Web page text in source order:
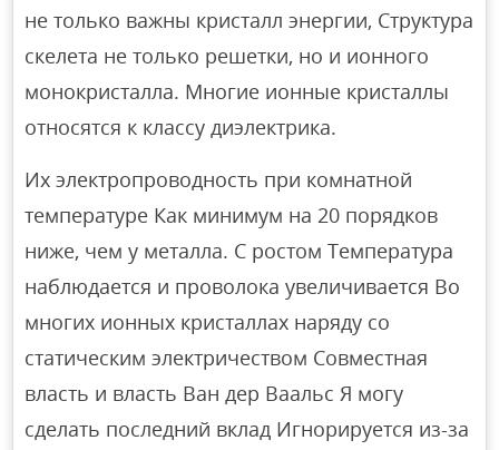
не только важны кристалл энергии, Структура
скелета не только решетки, но и ионного
монокристалла. Многие ионные кристаллы
относятся к классу диэлектрика.
Их электропроводность при комнатной
температуре Как минимум на 20 порядков
ниже, чем у металла. С ростом Температура
наблюдается и проволока увеличивается Во
многих ионных кристаллах наряду со
статическим электричеством Совместная
власть и власть Ван дер Ваальс Я могу
сделать последний вклад Игнорируется из-за